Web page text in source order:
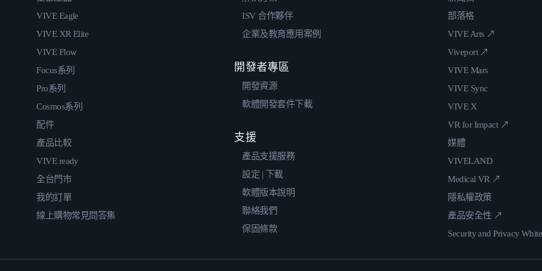
VIVE Eagle
VIVE XR Elite
VIVE Flow
Focus系列
Pro系列
Cosmos系列
配件
產品比較
VIVE ready
全台門市
我的訂單
線上購物常見問答集
ISV 合作夥伴
企業及教育應用案例
開發者專區
開發資源
軟體開發套件下載
支援
產品支援服務
設定 | 下載
軟體版本說明
聯絡我們
保固條款
部落格
VIVE Arts ↗
Viveport ↗
VIVE Mars
VIVE Sync
VIVE X
VR for Impact ↗
媒體
VIVELAND
Medical VR ↗
隱私權政策
產品安全性 ↗
Security and Privacy